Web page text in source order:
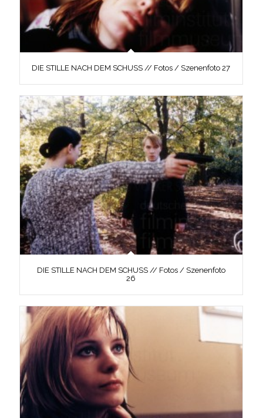
DIE STILLE NACH DEM SCHUSS // Fotos / Szenenfoto 27
DIE STILLE NACH DEM SCHUSS // Fotos / Szenenfoto
26